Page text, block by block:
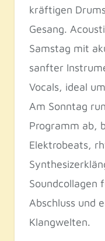
kräftigen
Gesang.
Samstag mit
sanfter
Vocals, ideal
Am Sonntag
Programm ab,
Elektrobeats,
Soundcollagen
Abschluss und
Klangwelten.